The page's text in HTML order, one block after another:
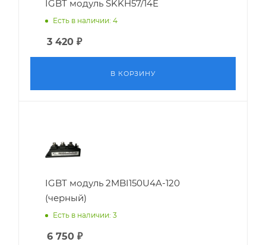
IGBT модуль SKKH57/14E
Есть в наличии: 4
3 420 ₽
В КОРЗИНУ
IGBT модуль 2MBI150U4A-120
(черный)
Есть в наличии: 3
6 750 ₽